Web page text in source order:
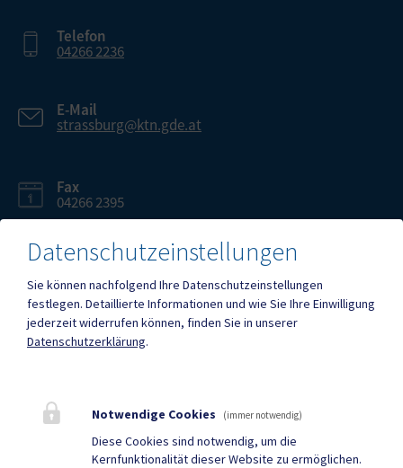
Telefon
04266 2236
E-Mail
strassburg@ktn.gde.at
Fax
04266 2395
Mehr
Geko digital Gemeinde-
Tourismus
Datenschutzeinstellungen
Sie können nachfolgend Ihre Datenschutzeinstellungen
festlegen. Detaillierte Informationen und wie Sie Ihre Einwilligung
jederzeit widerrufen können, finden Sie in unserer
Datenschutzerklärung.
Notwendige Cookies (immer notwendig)
Diese Cookies sind notwendig, um die
Kernfunktionalität dieser Website zu ermöglichen.